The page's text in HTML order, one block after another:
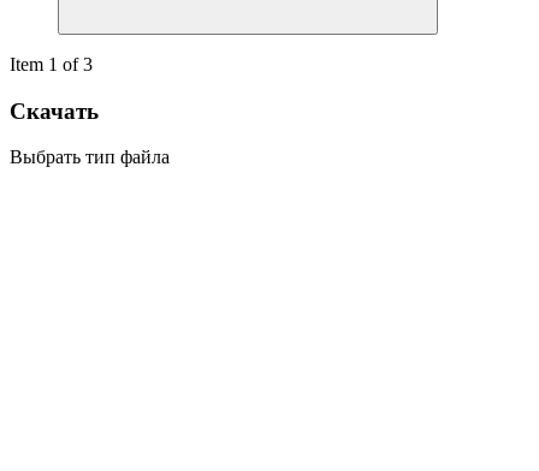
Item 1 of 3
Скачать
Выбрать тип файла